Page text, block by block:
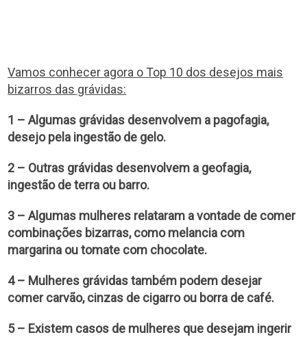
Vamos conhecer agora o Top 10 dos desejos mais
bizarros das grávidas:
1 – Algumas grávidas desenvolvem a pagofagia,
desejo pela ingestão de gelo.
2 – Outras grávidas desenvolvem a geofagia,
ingestão de terra ou barro.
3 – Algumas mulheres relataram a vontade de comer
combinações bizarras, como melancia com
margarina ou tomate com chocolate.
4 – Mulheres grávidas também podem desejar
comer carvão, cinzas de cigarro ou borra de café.
5 – Existem casos de mulheres que desejam ingerir